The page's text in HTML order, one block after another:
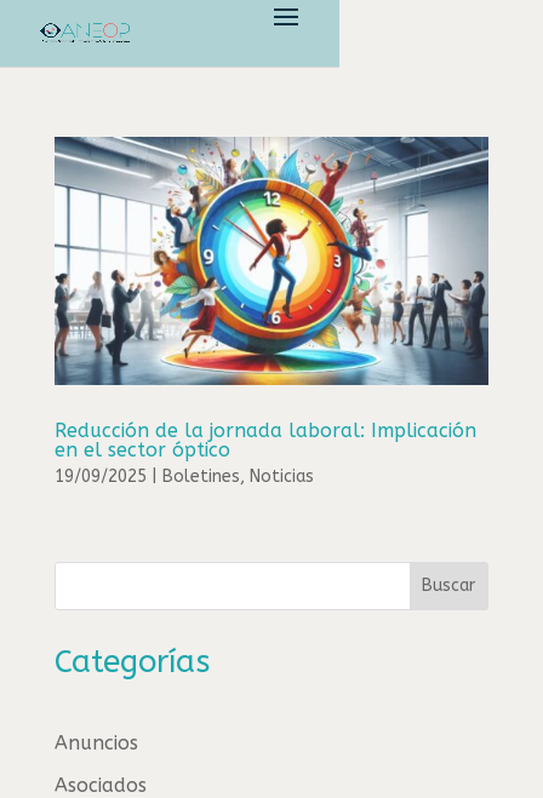
Reducción de la jornada laboral: Implicación
en el sector óptico
19/09/2025 Boletines, Noticias
Buscar
Categorías
Anuncios
Asociados